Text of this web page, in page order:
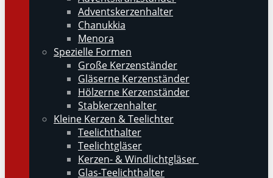
Adventskerzenhalter
Chanukkia
Menora
Spezielle Formen
Große Kerzenständer
Gläserne Kerzenständer
Hölzerne Kerzenständer
Stabkerzenhalter
Kleine Kerzen & Teelichter
Teelichthalter
Teelichtgläser
Kerzen- & Windlichtgläser
Glas-Teelichthalter